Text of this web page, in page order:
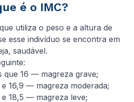
é o IMC?
utiliza o peso e a altura de
esse indivíduo se encontra em
saudável.
que 16 — magreza grave;
16,9 — magreza moderada;
18,5 — magreza leve;